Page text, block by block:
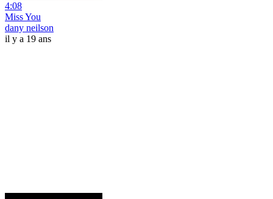
4:08
Miss You
dany neilson
il y a 19 ans